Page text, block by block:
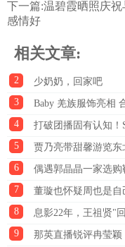
下一篇:温碧霞晒照庆
感情好
相关文章:
2
少奶奶，回家吧
3
Baby 羌族服饰亮相
4
打破团播固有认知
力收获全网好评
5
贾乃亮带甜馨游览
6
偶遇郭晶晶一家选
7
董璇也怀疑周也是自
8
息影22年，王祖贤"
9
那英直播锐评冉莹